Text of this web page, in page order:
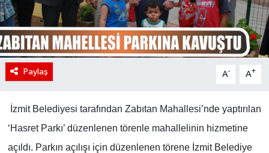
Paylaş A- A+
İzmit Belediyesi tarafından Zabıtan Mahallesi’nde yaptırılan
‘Hasret Parkı’ düzenlenen törenle mahallelinin hizmetine
açıldı. Parkın açılışı için düzenlenen törene İzmit Belediye